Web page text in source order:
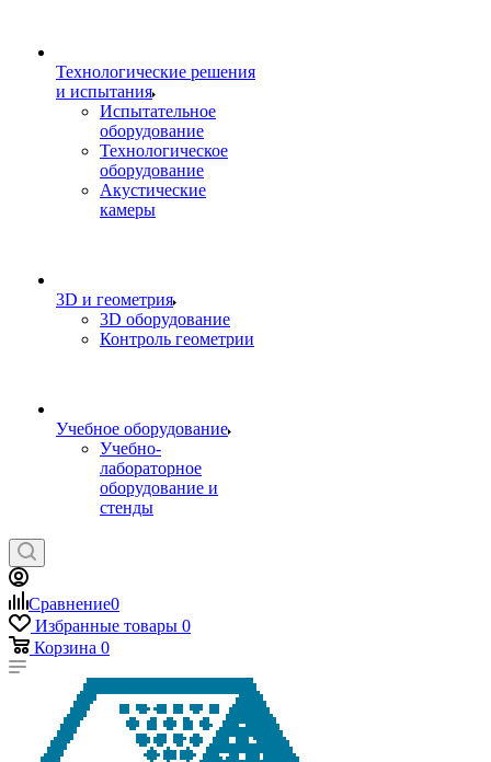
Технологические решения
и испытания
Испытательное
оборудование
Технологическое
оборудование
Акустические
камеры
3D и геометрия
3D оборудование
Контроль геометрии
Учебное оборудование
Учебно-
лабораторное
оборудование и
стенды
Сравнение0
Избранные товары 0
Корзина 0